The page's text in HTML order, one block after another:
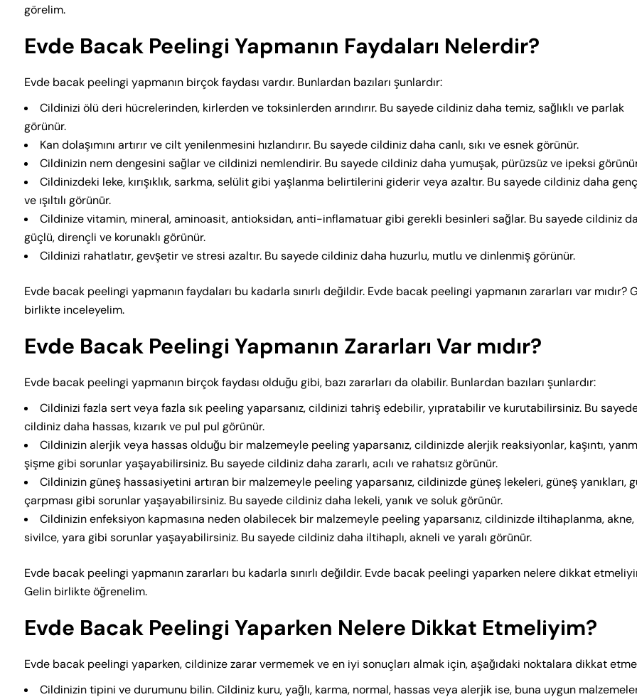
görelim.
Evde Bacak Peelingi Yapmanın Faydaları Nelerdir?
Evde bacak peelingi yapmanın birçok faydası vardır. Bunlardan bazıları şunlardır:
Cildinizi ölü deri hücrelerinden, kirlerden ve toksinlerden arındırır. Bu sayede cildiniz daha temiz, sağlıklı ve parlak
görünür.
Kan dolaşımını artırır ve cilt yenilenmesini hızlandırır. Bu sayede cildiniz daha canlı, sıkı ve esnek görünür.
Cildinizin nem dengesini sağlar ve cildinizi nemlendirir. Bu sayede cildiniz daha yumuşak, pürüzsüz ve ipeksi
Cildinizdeki leke, kırışıklık, sarkma, selülit gibi yaşlanma belirtilerini giderir veya azaltır. Bu sayede cildiniz daha
ve ışıltılı görünür.
Cildinize vitamin, mineral, aminoasit, antioksidan, anti-inflamatuar gibi gerekli besinleri sağlar. Bu sayede cildiniz
güçlü, dirençli ve korunaklı görünür.
Cildinizi rahatlatır, gevşetir ve stresi azaltır. Bu sayede cildiniz daha huzurlu, mutlu ve dinlenmiş görünür.
Evde bacak peelingi yapmanın faydaları bu kadarla sınırlı değildir. Evde bacak peelingi yapmanın zararları var mıdır?
birlikte inceleyelim.
Evde Bacak Peelingi Yapmanın Zararları Var mıdır?
Evde bacak peelingi yapmanın birçok faydası olduğu gibi, bazı zararları da olabilir. Bunlardan bazıları şunlardır:
Cildinizi fazla sert veya fazla sık peeling yaparsanız, cildinizi tahriş edebilir, yıpratabilir ve kurutabilirsiniz. Bu
cildiniz daha hassas, kızarık ve pul pul görünür.
Cildinizin alerjik veya hassas olduğu bir malzemeyle peeling yaparsanız, cildinizde alerjik reaksiyonlar, kaşıntı,
şişme gibi sorunlar yaşayabilirsiniz. Bu sayede cildiniz daha zararlı, acılı ve rahatsız görünür.
Cildinizin güneş hassasiyetini artıran bir malzemeyle peeling yaparsanız, cildinizde güneş lekeleri, güneş yanıkları,
çarpması gibi sorunlar yaşayabilirsiniz. Bu sayede cildiniz daha lekeli, yanık ve soluk görünür.
Cildinizin enfeksiyon kapmasına neden olabilecek bir malzemeyle peeling yaparsanız, cildinizde iltihaplanma, akne,
sivilce, yara gibi sorunlar yaşayabilirsiniz. Bu sayede cildiniz daha iltihaplı, akneli ve yaralı görünür.
Evde bacak peelingi yapmanın zararları bu kadarla sınırlı değildir. Evde bacak peelingi yaparken nelere dikkat
Gelin birlikte öğrenelim.
Evde Bacak Peelingi Yaparken Nelere Dikkat Etmeliyim?
Evde bacak peelingi yaparken, cildinize zarar vermemek ve en iyi sonuçları almak için, aşağıdaki noktalara dikkat
Cildinizin tipini ve durumunu bilin. Cildiniz kuru, yağlı, karma, normal, hassas veya alerjik ise, buna uygun